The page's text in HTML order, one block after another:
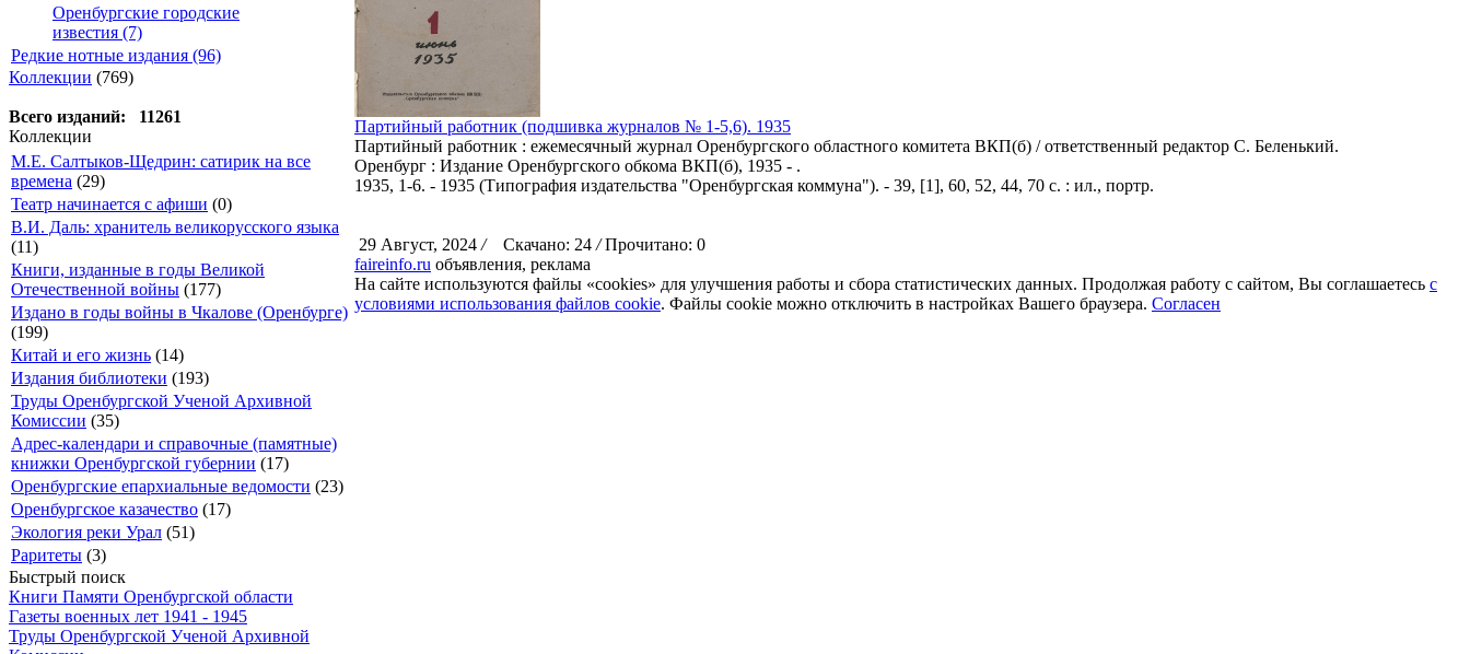
Оренбургские городские
известия (7)
Редкие нотные издания (96)
Коллекции (769)
Всего изданий: 11261
Коллекции
М.Е. Салтыков-Щедрин: сатирик на все
времена (29)
Театр начинается с афиши (0)
В.И. Даль: хранитель великорусского языка
(11)
Книги, изданные в годы Великой
Отечественной войны (177)
Издано в годы войны в Чкалове (Оренбурге)
(199)
Китай и его жизнь (14)
Издания библиотеки (193)
Труды Оренбургской Ученой Архивной
Комиссии (35)
Адрес-календари и справочные (памятные)
книжки Оренбургской губернии (17)
Оренбургские епархиальные ведомости (23)
Оренбургское казачество (17)
Экология реки Урал (51)
Раритеты (3)
Быстрый поиск
Книги Памяти Оренбургской области
Газеты военных лет 1941 - 1945
Труды Оренбургской Ученой Архивной
Партийный работник (подшивка журналов № 1-5,6). 1935
Партийный работник : ежемесячный журнал Оренбургского областного комитета ВКП(б) / ответственный редактор С. Беленький.
Оренбург : Издание Оренбургского обкома ВКП(б), 1935 - .
1935, 1-6. - 1935 (Типография издательства "Оренбургская коммуна"). - 39, [1], 60, 52, 44, 70 с. : ил., портр.
29 Август, 2024 /Скачано: 24 /Прочитано: 0
faireinfo.ru объявления, реклама
На сайте используются файлы «cookies» для улучшения работы и сбора статистических данных. Продолжая работу с сайтом, Вы соглашаетесь с
условиями использования файлов cookie. Файлы cookie можно отключить в настройках Вашего браузера. Согласен